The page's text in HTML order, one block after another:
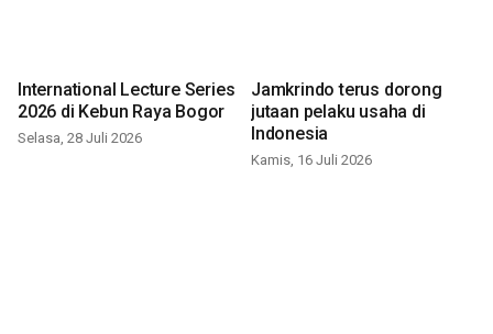
International Lecture Series
2026 di Kebun Raya Bogor
Selasa, 28 Juli 2026
Jamkrindo terus dorong
jutaan pelaku usaha di
Indonesia
Kamis, 16 Juli 2026